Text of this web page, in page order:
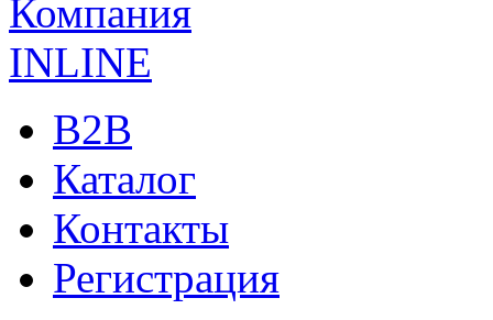
B2B
Каталог
Контакты
Регистрация